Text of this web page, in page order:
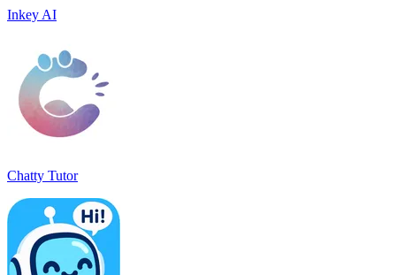
Inkey AI
Chatty Tutor